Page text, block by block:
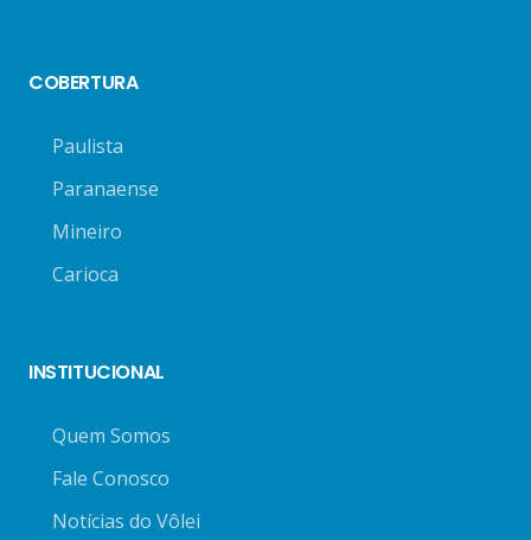
COBERTURA
Paulista
Paranaense
Mineiro
Carioca
INSTITUCIONAL
Quem Somos
Fale Conosco
Notícias do Vôlei